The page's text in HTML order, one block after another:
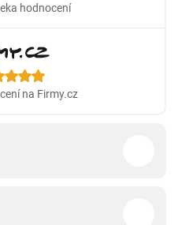
hodnocení
na Firmy.cz